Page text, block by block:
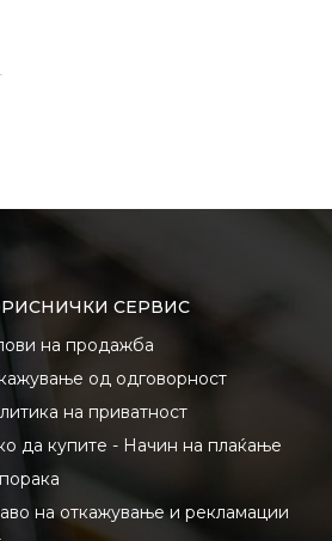
СЕРВИС
на продажба
од одговорност
на приватност
да купите - Начин на плаќање
на откажување и рекламации